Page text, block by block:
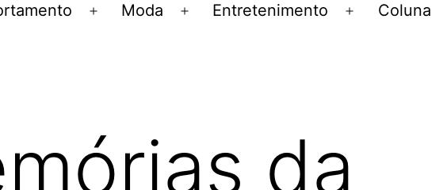
Abrir
Moda
Abrir
Entretenimento
Abrir
Coluna
da